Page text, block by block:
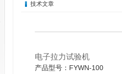
技术文章
电子拉力试验机
产品型号：FYWN-100